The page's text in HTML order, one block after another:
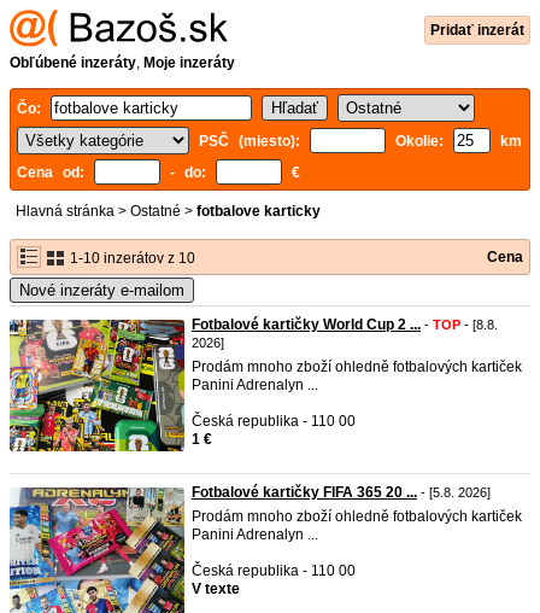
Pridať inzerát
Obľúbené inzeráty, Moje inzeráty
Čo:
PSČ (miesto):
Okolie:
km
Cena od:
- do: €
Hlavná stránka > Ostatné > fotbalove karticky
1-10 inzerátov z 10 Cena
Nové inzeráty e-mailom
Fotbalové kartičky World Cup 2 ... - TOP - [8.8.
2026]
Prodám mnoho zboží ohledně fotbalových kartiček
Panini Adrenalyn ...
Česká republika - 110 00
1 €
Fotbalové kartičky FIFA 365 20 ... - [5.8. 2026]
Prodám mnoho zboží ohledně fotbalových kartiček
Panini Adrenalyn ...
Česká republika - 110 00
V texte